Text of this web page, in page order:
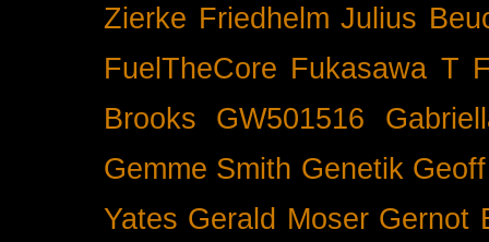
Zierke Friedhelm Julius
FuelTheCore Fukasawa T
Brooks
GW501516
Gemme Smith Genetik
Yates Gerald Moser Gernot